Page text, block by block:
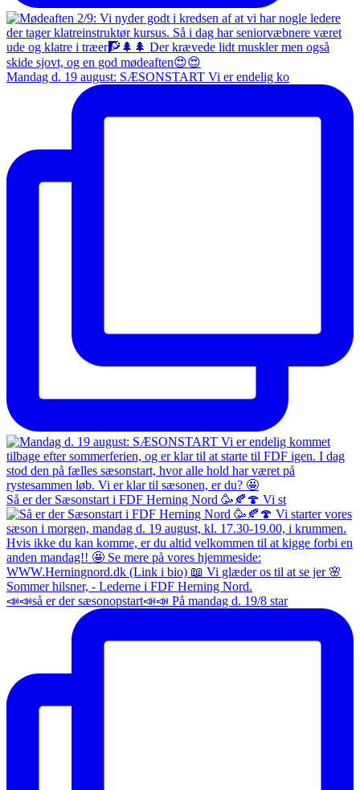
Mandag d. 19 august: SÆSONSTART Vi er endelig ko
Så er der Sæsonstart i FDF Herning Nord 🥳🍂🍄 Vi st
📣📣så er der sæsonopstart📣📣 På mandag d. 19/8 star